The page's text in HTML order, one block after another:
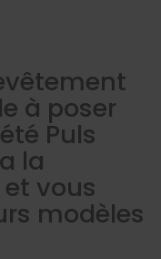
à poser
Puls
la
vous
modèles